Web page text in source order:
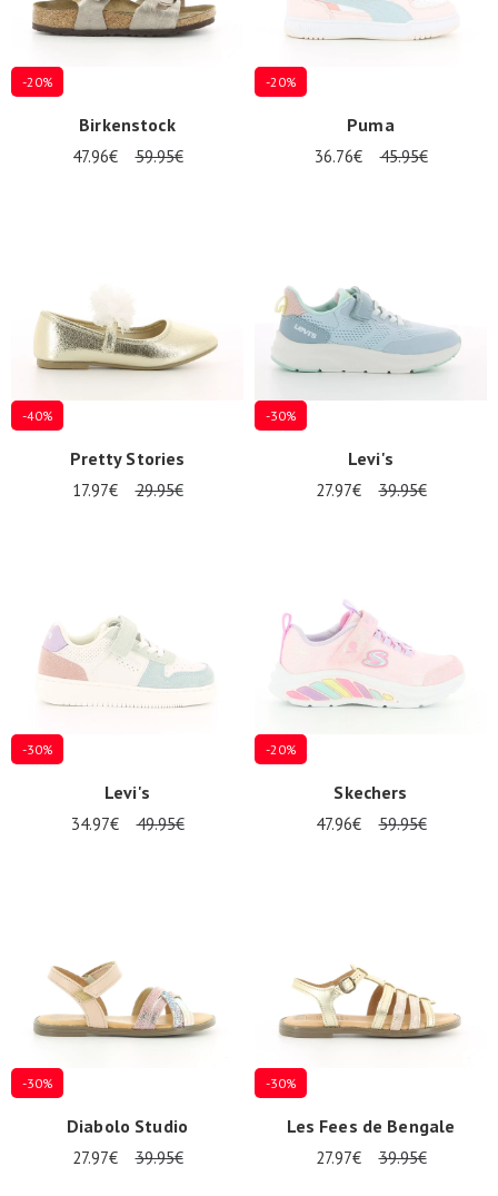
-20%
Birkenstock
47.96€ 59.95€
-20%
Puma
36.76€ 45.95€
-40%
Pretty Stories
17.97€ 29.95€
-30%
Levi's
27.97€ 39.95€
-30%
Levi's
34.97€ 49.95€
-20%
Skechers
47.96€ 59.95€
-30%
Diabolo Studio
27.97€ 39.95€
-30%
Les Fees de Bengale
27.97€ 39.95€